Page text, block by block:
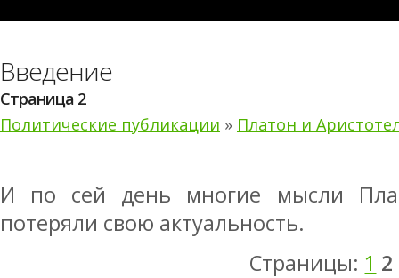
Введение
Страница 2
Политические публикации » Платон и
И по сей день многие мысли
потеряли свою актуальность.
Страницы: 1 2